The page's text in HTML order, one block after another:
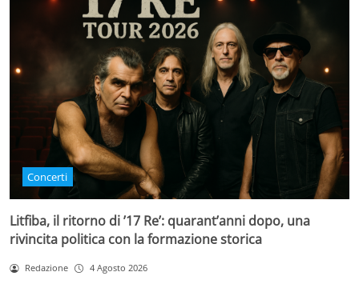
Concerti
Litfiba, il ritorno di ’17 Re’: quarant’anni dopo, una
rivincita politica con la formazione storica
Redazione 4 Agosto 2026